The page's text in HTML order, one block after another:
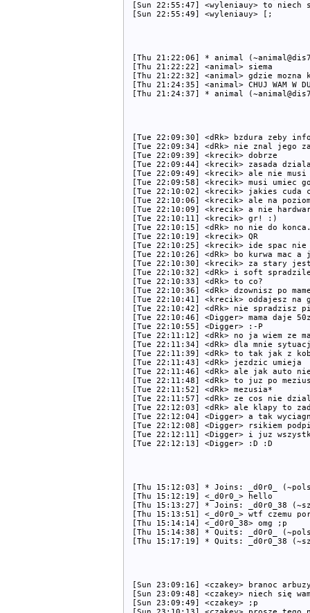
[Sun 22:55:47] <wyleniauy> to niech
[Thu 21:22:06] * animal
[Thu 21:22:22] <animal> siema
[Thu 21:22:32] <animal> gdzie
[Thu 21:24:35] <animal> CHUJ WAM W
[Tue 22:09:30] <dRk> bzdura zeby
[Tue 22:09:34] <dRk> nie znal jego
[Tue 22:09:39] <krecik> dobrze
[Tue 22:09:44] <krecik> zasada
[Tue 22:09:49] <krecik> ale nie
[Tue 22:09:58] <krecik> musi umiec
[Tue 22:10:02] <krecik> jakies cuda
[Tue 22:10:06] <krecik> ale na
[Tue 22:10:09] <krecik> a nie
[Tue 22:10:11] <krecik> gr! :)
[Tue 22:10:15] <dRk> no nie do
[Tue 22:10:19] <krecik> QR
[Tue 22:10:25] <krecik> ide spac nie
[Tue 22:10:26] <dRk> bo kurwa mac
[Tue 22:10:30] <krecik> za stary
[Tue 22:10:32] <dRk> i soft
[Tue 22:10:33] <dRk> to co?
[Tue 22:10:36] <dRk> dzownisz po
[Tue 22:10:41] <krecik> oddajesz na
[Tue 22:10:42] <dRk> nie spradzisz
[Tue 22:10:46] <Digger> mama daje
[Tue 22:10:55] <Digger> :-P
[Tue 22:11:12] <dRk> no ja wiem ze
[Tue 22:11:34] <dRk> dla mnie
[Tue 22:11:39] <dRk> to tak jak z
[Tue 22:11:43] <dRk> jezdzic umieja
[Tue 22:11:46] <dRk> ale jak auto
[Tue 22:11:48] <dRk> to juz po
[Tue 22:11:52] <dRk> mezusia*
[Tue 22:11:57] <dRk> ze cos nie
[Tue 22:12:03] <dRk> ale klapy to
[Tue 22:12:04] <Digger> a tak
[Tue 22:12:08] <Digger> rsikiem
[Tue 22:12:11] <Digger> i juz
[Thu 15:12:03] * Joins: _d0r0_
[Thu 15:12:19] <_d0r0_> hello
[Thu 15:13:27] * Joins: _d0r0_38
[Thu 15:13:51] <_d0r0_> wtf czemu
[Thu 15:14:14] <_d0r0_38> omg ;p
[Thu 15:14:38] * Quits: _d0r0_
[Sun 23:09:16] <czakey> branoc
[Sun 23:09:48] <czakey> niech się
[Sun 23:09:49] <czakey> ;p